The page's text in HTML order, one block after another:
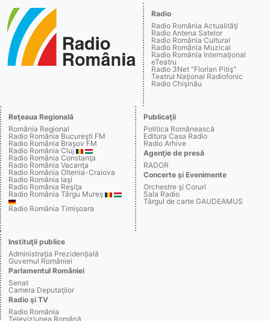
Radio
Radio România Actualităţi
Radio Antena Satelor
Radio România Cultural
Radio România Muzical
Radio România Internaţional
eTeatru
Radio 3Net "Florian Pitiş"
Teatrul Naţional Radiofonic
Radio Chişinău
Reţeaua Regională
România Regional
Radio România Bucureşti FM
Radio România Braşov FM
Radio România Cluj
Radio România Constanţa
Radio România Vacanţa
Radio România Oltenia-Craiova
Radio România Iaşi
Radio România Reşiţa
Radio România Târgu Mureş
Radio România Timişoara
Publicaţii
Politica Românească
Editura Casa Radio
Radio Arhive
Agenţie de presă
RADOR
Concerte şi Evenimente
Orchestre şi Coruri
Sala Radio
Târgul de carte GAUDEAMUS
Instituţii publice
Administraţia Prezidenţială
Guvernul României
Parlamentul României
Senat
Camera Deputaţilor
Radio şi TV
Radio România
Televiziunea Română